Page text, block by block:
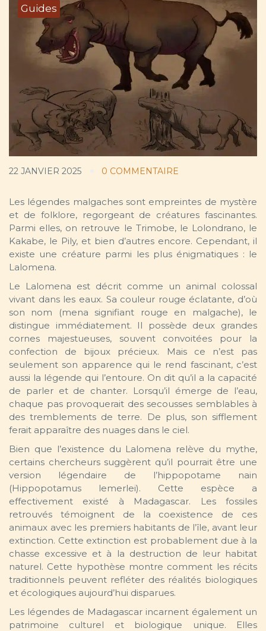
Guides
22 JANVIER 2025 0 COMMENTAIRE
Les légendes malgaches sont empreintes de mystère
et de folklore, regorgeant de créatures fascinantes.
Parmi elles, on retrouve le Trimobe, le Lolondrano, le
Kakabe, le Pily, et bien d’autres encore. Cependant, il
existe une créature parmi les plus énigmatiques : le
Lalomena.
Le Lalomena est décrit comme un animal colossal
vivant dans les eaux. Sa couleur rouge éclatante, d’où
son nom (mena signifiant rouge en malgache), le
distingue immédiatement. Il possède deux grandes
cornes majestueuses, souvent convoitées pour la
confection de bijoux précieux. Mais ce n’est pas
seulement son apparence qui le rend fascinant, c’est
aussi la légende qui l’entoure. On dit qu’il a la capacité
de parler et de chanter. Lorsqu’il émerge de l’eau,
chaque pas provoquerait des secousses semblables à
des tremblements de terre. De plus, son sifflement
ferait apparaître des nuages dans le ciel.
Bien que l’existence du Lalomena relève du mythe,
certains chercheurs suggèrent qu’il pourrait être une
version légendaire de l’hippopotame nain
(Hippopotamus lemerlei). Cette espèce a
effectivement existé à Madagascar. Les fossiles
retrouvés témoignent de la coexistence de ces
animaux avec les premiers habitants de l’île, avant leur
extinction. Cette extinction est probablement due à la
chasse excessive et à la destruction de leur habitat
naturel. Cette hypothèse montre comment les récits
traditionnels peuvent refléter des réalités biologiques
et écologiques aujourd’hui disparues.
Les légendes de Madagascar incarnent également un
patrimoine culturel et biologique unique. Elles